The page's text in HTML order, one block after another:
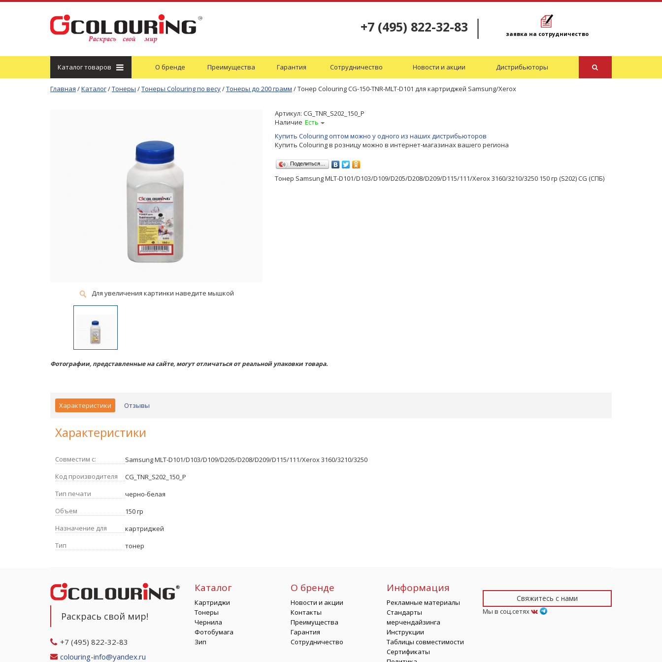
+7 (495) 822-32-83 заявка на сотрудничество
Каталогтоваров О бренде Преимущества Гарантия Сотрудничество Новости и акции Дистрибьюторы
Главная /Каталог/Тонеры /Тонеры Colouring по весу/Тонеры до 200 грамм /Тонер Colouring CG-150-TNR-MLT-D101 для картриджей Samsung/Xerox
Для увеличения картинки наведите мышкой
Артикул: CG_TNR_S202_150_P
Наличие Есть
Купить Colouring оптом можно у одного из наших дистрибьюторов
Купить Colouring в розницу можно в интернет-магазинах вашего региона
Поделиться…
Тонер Samsung MLT-D101/D103/D109/D205/D208/D209/D115/111/Xerox 3160/3210/3250 150 гр (S202) CG (СПБ)
Фотографии, представленные на сайте, могут отличаться от реальной упаковки товара.
Характеристики Отзывы
Характеристики
Совместим с:
Samsung MLT-D101/D103/D109/D205/D208/D209/D115/111/Xerox 3160/3210/3250
Код производителя
CG_TNR_S202_150_P
Тип печати
черно-белая
Объем
150 гр
Назначение для
картриджей
Тип
тонер
Раскрась свой мир!
+7 (495) 822-32-83
colouring-info@yandex.ru
Каталог
Картриджи
Тонеры
Чернила
Фотобумага
Зип
О бренде
Новости и акции
Контакты
Преимущества
Гарантия
Сотрудничество
Информация
Рекламные материалы
Стандарты
мерчендайзинга
Инструкции
Таблицы совместимости
Сертификаты
Свяжитесь с нами
Мы в соц.сетях